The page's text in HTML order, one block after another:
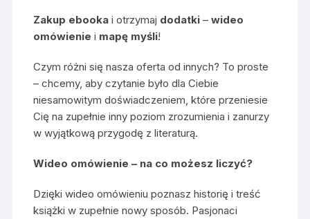
Zakup ebooka i otrzymaj dodatki –wideo
omówienie i mapę myśli!
Czym różni się nasza oferta od innych? To proste
– chcemy, aby czytanie było dla Ciebie
niesamowitym doświadczeniem, które przeniesie
Cię na zupełnie inny poziom zrozumienia i zanurzy
w wyjątkową przygodę z literaturą.
Wideo omówienie – na co możesz liczyć?
Dzięki wideo omówieniu poznasz historię i treść
książki w zupełnie nowy sposób. Pasjonaci